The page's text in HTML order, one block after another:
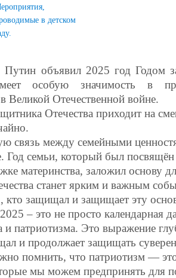
в детском
объявил 2025 год Годом
особую значимость в
Великой Отечественной войне.
Отечества приходит на
связь между семейными
Год семьи, который был посвящён
материнства, заложил основу
станет ярким и важным
кто защищал и защищает эту
– это не просто календарная
и патриотизма. Это выражение
и продолжает защищать
помнить, что патриотизм —
мы можем предпринять для